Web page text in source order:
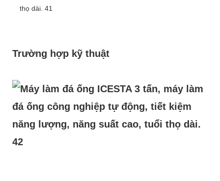
Trường hợp kỹ thuật